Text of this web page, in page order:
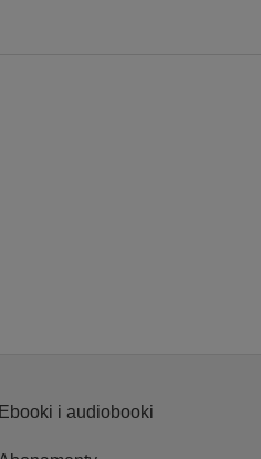
Ebooki i audiobooki